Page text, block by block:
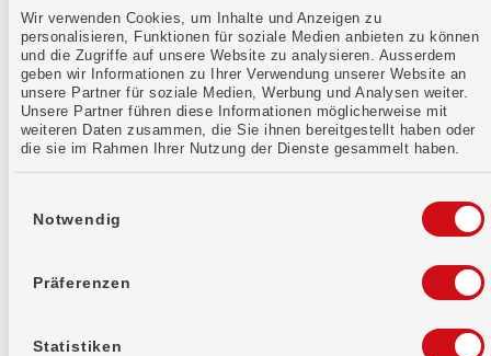
Wir verwenden Cookies, um Inhalte und Anzeigen zu
personalisieren, Funktionen für soziale Medien anbieten zu können
und die Zugriffe auf unsere Website zu analysieren. Ausserdem
geben wir Informationen zu Ihrer Verwendung unserer Website an
unsere Partner für soziale Medien, Werbung und Analysen weiter.
Unsere Partner führen diese Informationen möglicherweise mit
weiteren Daten zusammen, die Sie ihnen bereitgestellt haben oder
die sie im Rahmen Ihrer Nutzung der Dienste gesammelt haben.
Notwendig
Präferenzen
Statistiken
Mehr erfahren
Kontaktformular